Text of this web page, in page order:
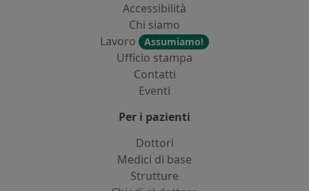
Accessibilità
Chi siamo
Lavoro
Assumiamo!
Ufficio stampa
Contatti
Eventi
Per i pazienti
Dottori
Medici di base
Strutture